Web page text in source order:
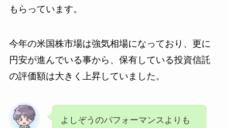
もらっています。
今年の米国株市場は強気相場になっており、更に
円安が進んでいる事から、保有している投資信託
の評価額は大きく上昇していました。
よしぞうのパフォーマンスよりも